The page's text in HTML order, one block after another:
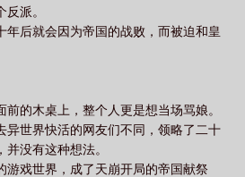
派。
年后就会因为帝国的战败，而被迫和皇
的木桌上，整个人更是想当场骂娘。
异世界快活的网友们不同，领略了二十
没有这种想法。
游戏世界，成了天崩开局的帝国献祭